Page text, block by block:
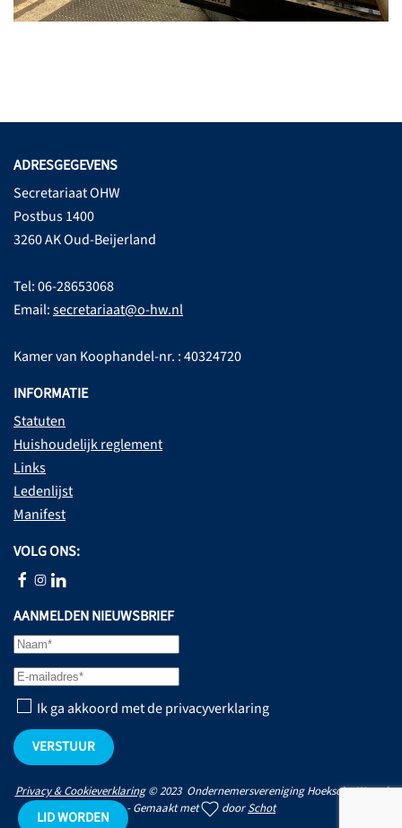
ADRESGEGEVENS
Secretariaat OHW
Postbus 1400
3260 AK Oud-Beijerland
Tel: 06-28653068
Email:secretariaat@o-hw.nl
Kamer van Koophandel-nr. : 40324720
INFORMATIE
Statuten
Huishoudelijk reglement
Links
Ledenlijst
Manifest
VOLG ONS:
AANMELDEN NIEUWSBRIEF
Ik ga akkoord met de privacyverklaring
VERSTUUR
Privacy & Cookieverklaring© 2023 Ondernemersvereniging Hoeksche Waard
- Gemaakt met
doorSchot
LID WORDEN